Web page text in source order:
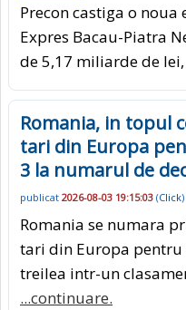
Precon castiga o
Expres Bacau-Piatra
de 5,17 miliarde de
Romania, in topul
tari din Europa
3 la numarul de
publicat 2026-08-03 19:15:03 (Click)
Romania se numara
tari din Europa
treilea intr-un
...continuare.